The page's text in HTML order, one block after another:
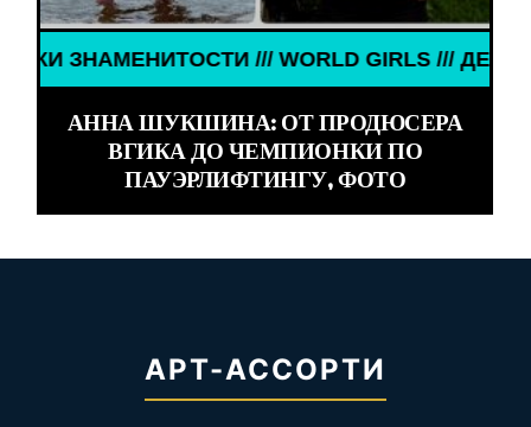
ЗНАМЕНИТОСТИ /// WORLD GIRLS ///
АННА ШУКШИНА: ОТ ПРОДЮСЕРА
ВГИКА ДО ЧЕМПИОНКИ ПО
ПАУЭРЛИФТИНГУ, ФОТО
АРТ-АССОРТИ